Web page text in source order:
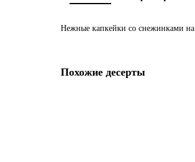
Нежные капкейки со снежинками
Похожие десерты